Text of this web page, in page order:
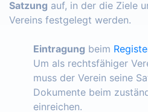
Satzung auf, in der die Ziele
Vereins festgelegt werden.
Eintragung beim
Um als rechtsfähiger
muss der Verein seine
Dokumente beim
einreichen.